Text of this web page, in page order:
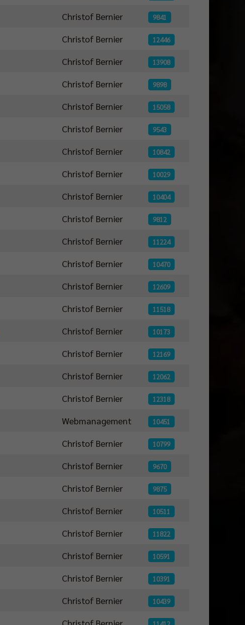
Christof Bernier 9841
Christof Bernier 12446
Christof Bernier 13908
Christof Bernier 9898
Christof Bernier 15058
Christof Bernier 9543
Christof Bernier 10842
Christof Bernier 10029
Christof Bernier 10404
Christof Bernier 9812
Christof Bernier 11224
Christof Bernier 10470
Christof Bernier 12609
Christof Bernier 11518
Christof Bernier 10173
Christof Bernier 12169
Christof Bernier 12062
Christof Bernier 12318
Webmanagement 10451
Christof Bernier 10799
Christof Bernier 9670
Christof Bernier 9875
Christof Bernier 10511
Christof Bernier 11822
Christof Bernier 10591
Christof Bernier 10391
Christof Bernier 10439